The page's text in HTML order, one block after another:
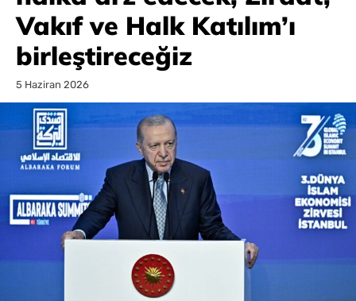
Vakıf ve Halk Katılım’ı
birleştireceğiz
5 Haziran 2026